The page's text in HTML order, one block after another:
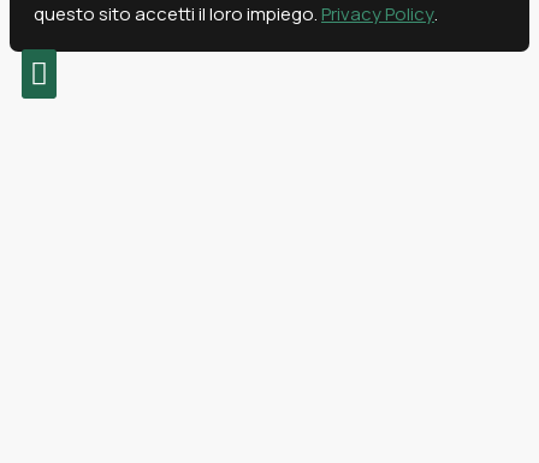
questo sito accetti il loro impiego. Privacy Policy.